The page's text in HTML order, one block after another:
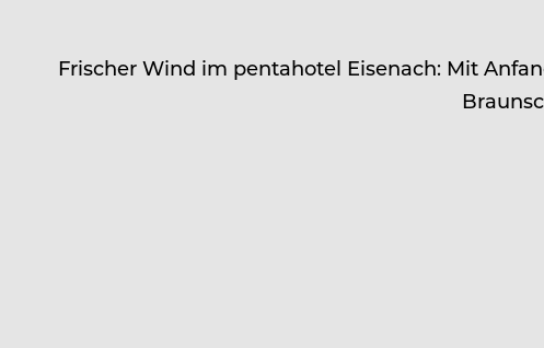
Frischer Wind im pentahotel Eisenach: Mit